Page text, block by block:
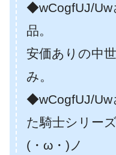
◆wCogfUJ/Uw
品。
安価ありの中
み。
◆wCogfUJ/Uw
た騎士シリー
(・ω・)ノ